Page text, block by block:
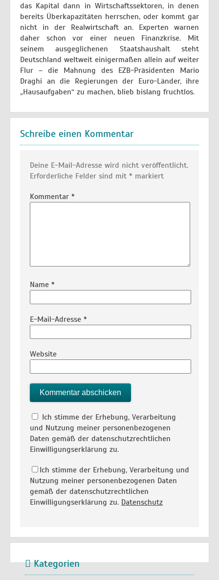
das Kapital dann in Wirtschaftssektoren, in denen
bereits Überkapazitäten herrschen, oder kommt gar
nicht in der Realwirtschaft an. Experten warnen
daher schon vor einer neuen Finanzkrise. Mit
seinem ausgeglichenen Staatshaushalt steht
Deutschland weltweit einigermaßen allein auf weiter
Flur – die Mahnung des EZB-Präsidenten Mario
Draghi an die Regierungen der Euro-Länder, ihre
„Hausaufgaben“ zu machen, blieb bislang fruchtlos.
Schreibe einen Kommentar
Deine E-Mail-Adresse wird nicht veröffentlicht.
Erforderliche Felder sind mit * markiert
Kommentar *
Name *
E-Mail-Adresse *
Website
Ich stimme der Erhebung, Verarbeitung
und Nutzung meiner personenbezogenen
Daten gemäß der datenschutzrechtlichen
Einwilligungserklärung zu.
Ich stimme der Erhebung, Verarbeitung und
Nutzung meiner personenbezogenen Daten
gemäß der datenschutzrechtlichen
Einwilligungserklärung zu. Datenschutz
Kategorien